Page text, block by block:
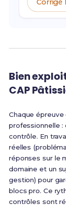
Corrigé
Bien
CAP
Chaque épreuve
professionnelle
contrôle. En
réelles
réponses sur le
domaine et un
gestion) pour
blocs pro. Ce
contrôles sont